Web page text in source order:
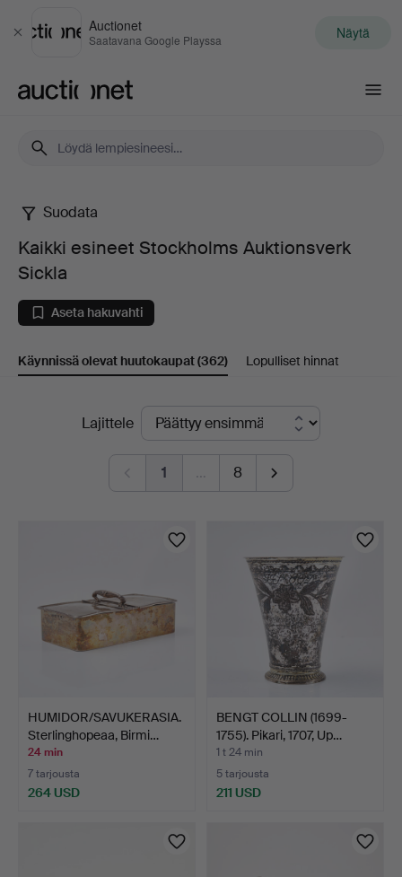
Sulje
Auctionet
Saatavana Google Playssa Näytä
Kaikki
esineet
Stockholms
Auktionsverk
Suodata
Kaikki esineet Stockholms Auktionsverk
Sickla
Aseta hakuvahti
Käynnissä olevat huutokaupat(362) Lopulliset hinnat
Käynnissä
huutokaupat
Lajittele
1 … 8
HUMIDOR/SAVUKERASIA.
Sterlinghopeaa, Birmi…
24 min
7 tarjousta
264 USD
BENGT COLLIN (1699-
1755). Pikari, 1707, Up…
1 t 24 min
5 tarjousta
211 USD